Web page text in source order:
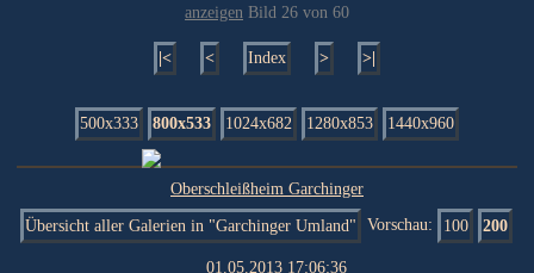
anzeigen Bild 26 von 60
|< < Index > >|
500x333 800x533 1024x682 1280x853 1440x960
Übersicht aller Galerien in "Garchinger Umland" Vorschau: 100 200